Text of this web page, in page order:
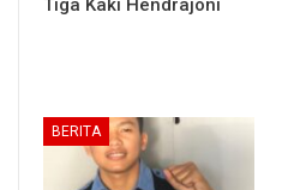
Tiga Kaki Hendrajoni
BERITA